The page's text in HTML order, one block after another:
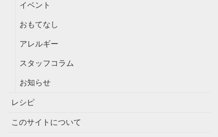
イベント
おもてなし
アレルギー
スタッフコラム
お知らせ
レシピ
このサイトについて